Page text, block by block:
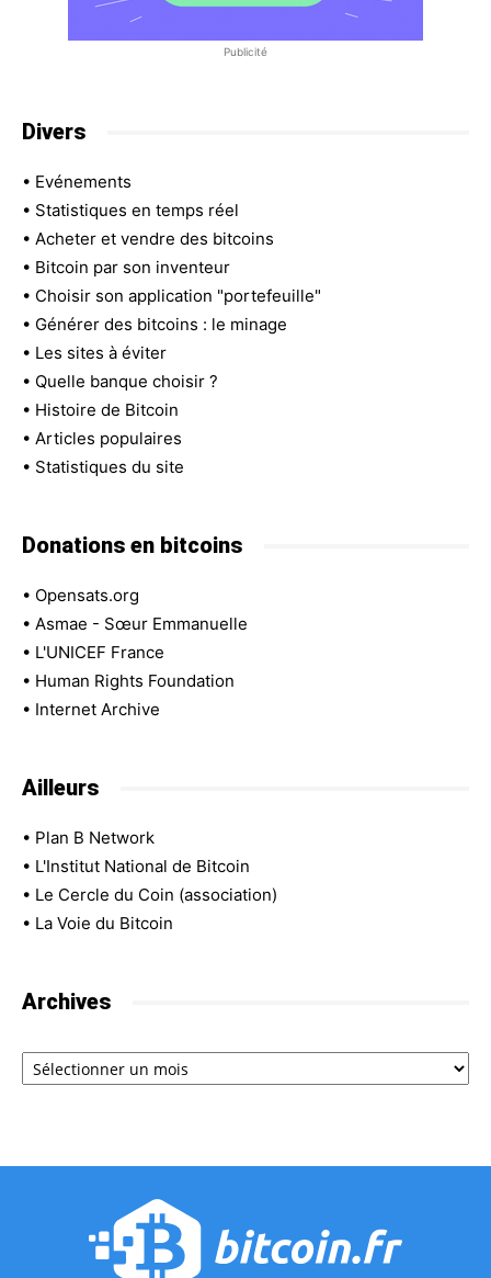
Publicité
Divers
• Evénements
• Statistiques en temps réel
• Acheter et vendre des bitcoins
• Bitcoin par son inventeur
• Choisir son application "portefeuille"
• Générer des bitcoins : le minage
• Les sites à éviter
• Quelle banque choisir ?
• Histoire de Bitcoin
• Articles populaires
• Statistiques du site
Donations en bitcoins
• Opensats.org
• Asmae - Sœur Emmanuelle
• L'UNICEF France
• Human Rights Foundation
• Internet Archive
Ailleurs
• Plan B Network
• L'Institut National de Bitcoin
• Le Cercle du Coin (association)
• La Voie du Bitcoin
Archives
Archives